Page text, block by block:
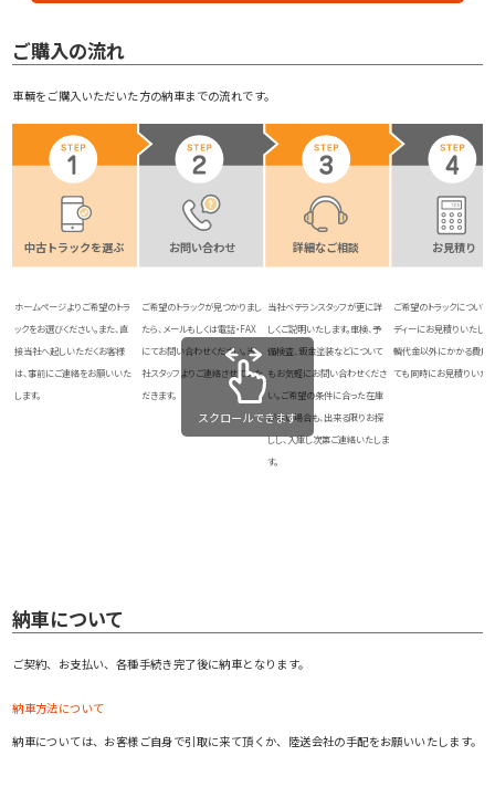
ご購入の流れ
車輌をご購入いただいた方の納車までの流れです。
中古トラックを選ぶ お問い合わせ 詳細なご相談 お見積り
ホームページよりご希望のトラ
ックをお選びください。また、直
接当社へ起しいただくお客様
は、事前にご連絡をお願いいた
します。
ご希望のトラックが見つかりまし
たら、メールもしくは電話・FAX
にてお問い合わせください。当
社スタッフよりご連絡させていた
だきます。
当社ベテランスタッフが更に詳
しくご説明いたします。車検、予
備検査、鈑金塗装などについて
もお気軽にお問い合わせくださ
い。ご希望の条件に合った在庫
がない場合も、出来る限りお探
しし、入庫し次第ご連絡いたしま
す。
ご希望のトラックについて
ディーにお見積りいたしま
輌代金以外にかかる費用
ても同時にお見積りいたし
スクロールできます
納車について
ご契約、お支払い、各種手続き完了後に納車となります。
納車方法について
納車については、お客様ご自身で引取に来て頂くか、陸送会社の手配をお願いいたします。